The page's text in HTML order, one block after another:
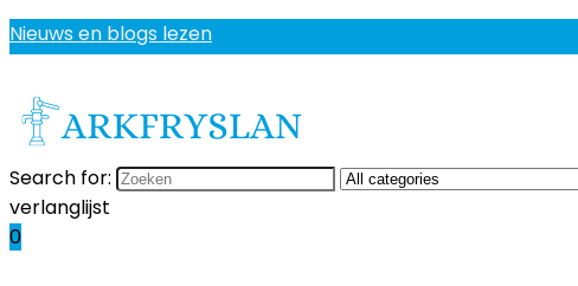
Nieuws en blogs lezen
Search for:
verlanglijst
0